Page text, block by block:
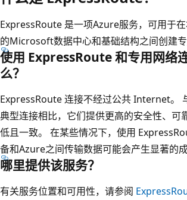
ExpressRoute 是一项Azure服务，可用于
的Microsoft数据中心和基础结构之间创建专
使用 ExpressRoute 和专用网络
么？
ExpressRoute 连接不经过公共 Internet。
典型连接相比，它们提供更高的安全性、可
低且一致。 在某些情况下，使用
备和Azure之间传输数据可能会产生显著的成
哪里提供该服务？
有关服务位置和可用性，请参阅